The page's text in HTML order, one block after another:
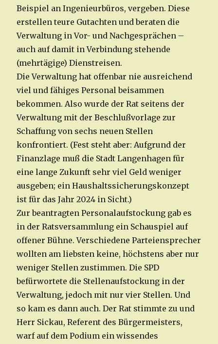
Beispiel an Ingenieurbüros, vergeben. Diese
erstellen teure Gutachten und beraten die
Verwaltung in Vor- und Nachgesprächen –
auch auf damit in Verbindung stehende
(mehrtägige) Dienstreisen.
Die Verwaltung hat offenbar nie ausreichend
viel und fähiges Personal beisammen
bekommen. Also wurde der Rat seitens der
Verwaltung mit der Beschlußvorlage zur
Schaffung von sechs neuen Stellen
konfrontiert. (Fest steht aber: Aufgrund der
Finanzlage muß die Stadt Langenhagen für
eine lange Zukunft sehr viel Geld weniger
ausgeben; ein Haushaltssicherungskonzept
ist für das Jahr 2024 in Sicht.)
Zur beantragten Personalaufstockung gab es
in der Ratsversammlung ein Schauspiel auf
offener Bühne. Verschiedene Parteiensprecher
wollten am liebsten keine, höchstens aber nur
weniger Stellen zustimmen. Die SPD
befürwortete die Stellenaufstockung in der
Verwaltung, jedoch mit nur vier Stellen. Und
so kam es dann auch. Der Rat stimmte zu und
Herr Sickau, Referent des Bürgermeisters,
warf auf dem Podium ein wissendes